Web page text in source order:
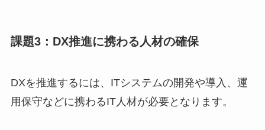
課題3：DX推進に携わる人材の確保
DXを推進するには、ITシステムの開発や導入、運
用保守などに携わるIT人材が必要となります。